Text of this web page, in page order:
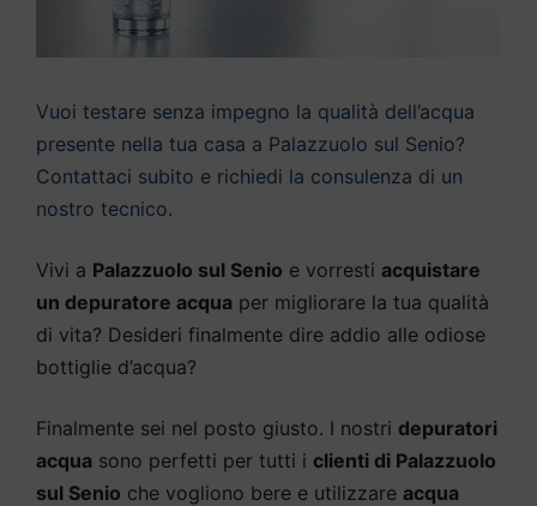
Vuoi testare senza impegno la qualità dell’acqua
presente nella tua casa a Palazzuolo sul Senio?
Contattaci subito e richiedi la consulenza di un
nostro tecnico.
Vivi a Palazzuolo sul Senio e vorresti acquistare
un depuratore acqua per migliorare la tua qualità
di vita? Desideri finalmente dire addio alle odiose
bottiglie d’acqua?
Finalmente sei nel posto giusto. I nostri depuratori
acqua sono perfetti per tutti i clienti di Palazzuolo
sul Senio che vogliono bere e utilizzare acqua